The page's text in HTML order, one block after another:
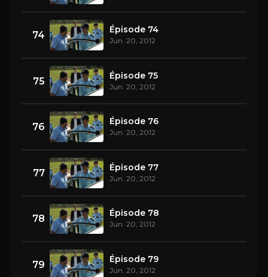
74 Épisode 74
Jun. 20, 2012
75 Épisode 75
Jun. 20, 2012
76 Épisode 76
Jun. 20, 2012
77 Épisode 77
Jun. 20, 2012
78 Épisode 78
Jun. 20, 2012
79 Épisode 79
Jun. 20, 2012